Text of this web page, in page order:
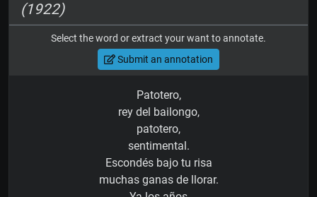
(1922)
Select the word or extract your want to annotate.
Submit an annotation
Patotero,
rey del bailongo,
patotero,
sentimental.
Escondés bajo tu risa
muchas ganas de llorar.